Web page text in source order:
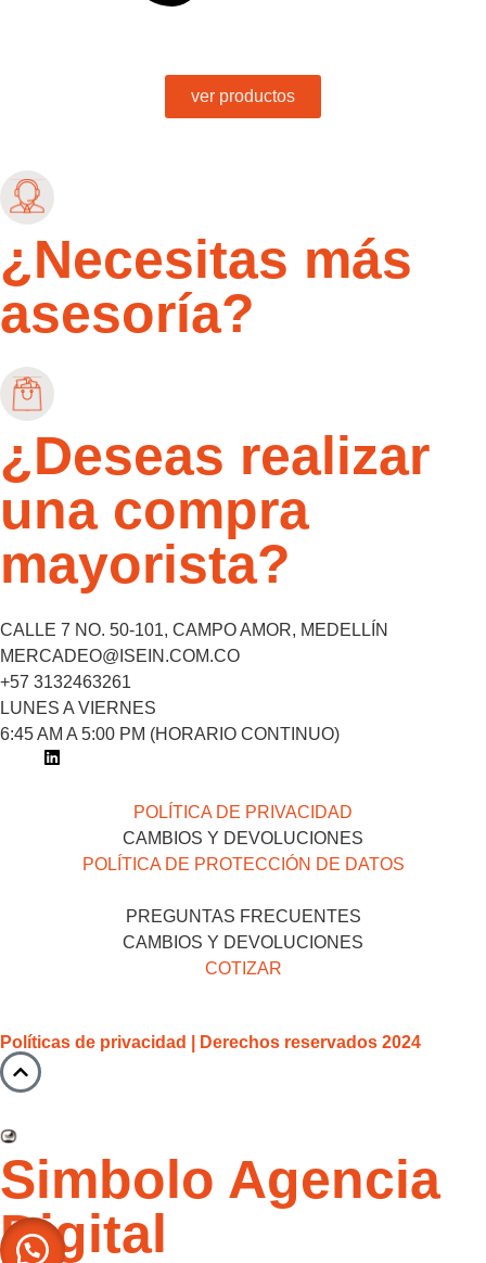
ver productos
¿Necesitas más
asesoría?
¿Deseas realizar
una compra
mayorista?
CALLE 7 NO. 50-101, CAMPO AMOR, MEDELLÍN
MERCADEO@ISEIN.COM.CO
+57 3132463261
LUNES A VIERNES
6:45 AM A 5:00 PM (HORARIO CONTINUO)
POLÍTICA DE PRIVACIDAD
CAMBIOS Y DEVOLUCIONES
POLÍTICA DE PROTECCIÓN DE DATOS
PREGUNTAS FRECUENTES
CAMBIOS Y DEVOLUCIONES
COTIZAR
Políticas de privacidad | Derechos reservados 2024
Simbolo Agencia
Digital